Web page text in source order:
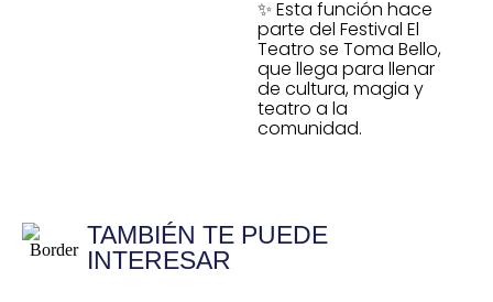
✨ Esta función hace
parte del Festival El
Teatro se Toma Bello,
que llega para llenar
de cultura, magia y
teatro a la
comunidad.
TAMBIÉN TE PUEDE
INTERESAR